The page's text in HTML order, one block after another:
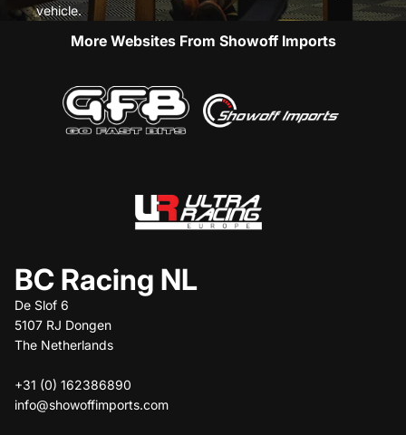
vehicle.
More Websites From Showoff Imports
BC Racing NL
De Slof 6
5107 RJ Dongen
The Netherlands
+31 (0) 162386890
info@showoffimports.com